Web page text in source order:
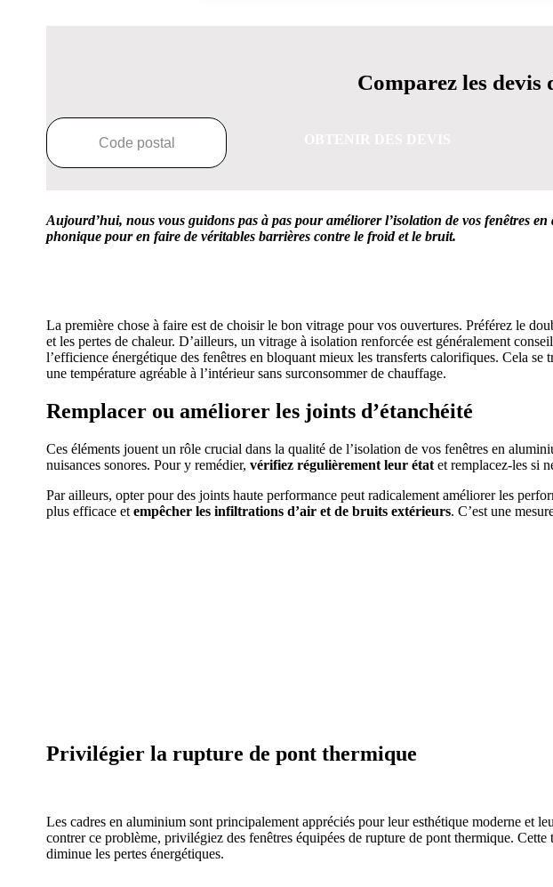
Comparez les devis
Aujourd’hui, nous vous guidons pas à pas pour améliorer l’isolation de vos fenêtres
phonique pour en faire de véritables barrières contre le froid et le bruit.
La première chose à faire est de choisir le bon vitrage pour vos ouvertures. Préférez le
et les pertes de chaleur. D’ailleurs, un vitrage à isolation renforcée est généralement
l’efficience énergétique des fenêtres en bloquant mieux les transferts calorifiques. Cela se
une température agréable à l’intérieur sans surconsommer de chauffage.
Remplacer ou améliorer les joints d’étanchéité
Ces éléments jouent un rôle crucial dans la qualité de l’isolation de vos fenêtres en
nuisances sonores. Pour y remédier, vérifiez régulièrement leur état et remplacez-les si
Par ailleurs, opter pour des joints haute performance peut radicalement améliorer les
plus efficace et empêcher les infiltrations d’air et de bruits extérieurs. C’est une
Privilégier la rupture de pont thermique
Les cadres en aluminium sont principalement appréciés pour leur esthétique moderne et
contrer ce problème, privilégiez des fenêtres équipées de rupture de pont thermique.
diminue les pertes énergétiques.